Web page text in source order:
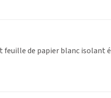
de papier blanc isolant